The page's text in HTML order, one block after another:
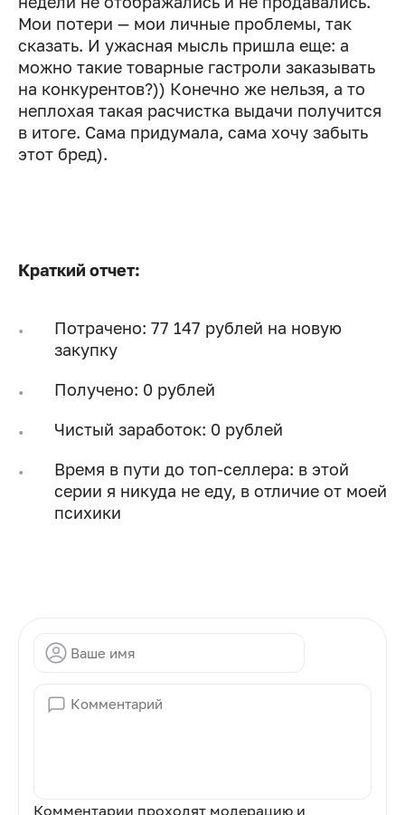
Мои потери — мои личные проблемы, так
сказать. И ужасная мысль пришла еще: а
можно такие товарные гастроли заказывать
на конкурентов?)) Конечно же нельзя, а то
неплохая такая расчистка выдачи получится
в итоге. Сама придумала, сама хочу забыть
этот бред).
Краткий отчет:
Потрачено: 77 147 рублей на новую
закупку
Получено: 0 рублей
Чистый заработок: 0 рублей
Время в пути до топ-селлера: в этой
серии я никуда не еду, в отличие от моей
психики
Комментарии проходят модерацию и